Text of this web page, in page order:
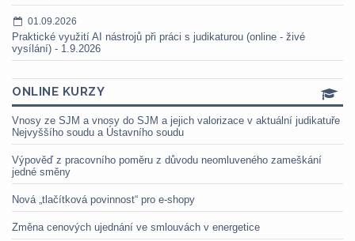
01.09.2026
Praktické využití AI nástrojů při práci s judikaturou (online - živé
vysílání) - 1.9.2026
ONLINE KURZY
Vnosy ze SJM a vnosy do SJM a jejich valorizace v aktuální judikatuře
Nejvyššího soudu a Ústavního soudu
Výpověď z pracovního poměru z důvodu neomluveného zameškání
jedné směny
Nová „tlačítková povinnost“ pro e-shopy
Změna cenových ujednání ve smlouvách v energetice